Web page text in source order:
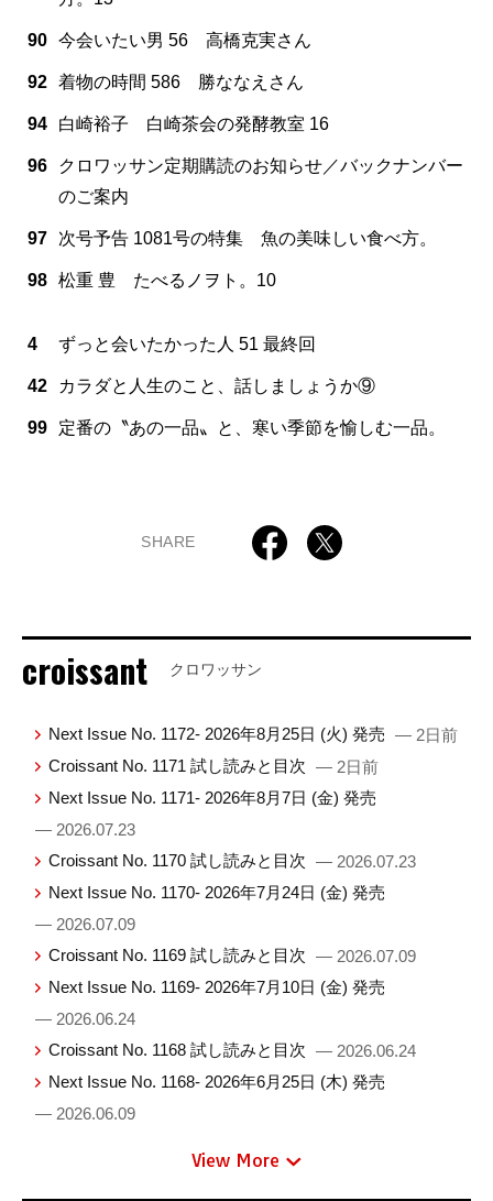
90 今会いたい男 56 高橋克実さん
92 着物の時間 586 勝ななえさん
94 白崎裕子 白崎茶会の発酵教室 16
96
クロワッサン定期購読のお知らせ／バックナンバー
のご案内
97 次号予告 1081号の特集 魚の美味しい食べ方。
98 松重 豊 たべるノヲト。10
4 ずっと会いたかった人 51 最終回
42 カラダと人生のこと、話しましょうか⑨
99 定番の〝あの一品〟と、寒い季節を愉しむ一品。
SHARE
croissant クロワッサン
Next Issue No. 1172- 2026年8月25日 (火) 発売 — 2日前
Croissant No. 1171 試し読みと目次 — 2日前
Next Issue No. 1171- 2026年8月7日 (金) 発売
— 2026.07.23
Croissant No. 1170 試し読みと目次 — 2026.07.23
Next Issue No. 1170- 2026年7月24日 (金) 発売
— 2026.07.09
Croissant No. 1169 試し読みと目次 — 2026.07.09
Next Issue No. 1169- 2026年7月10日 (金) 発売
— 2026.06.24
Croissant No. 1168 試し読みと目次 — 2026.06.24
Next Issue No. 1168- 2026年6月25日 (木) 発売
— 2026.06.09
View More